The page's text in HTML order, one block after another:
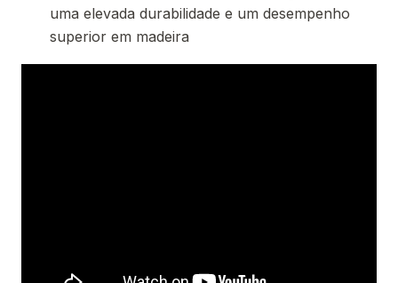
uma elevada durabilidade e um desempenho
superior em madeira